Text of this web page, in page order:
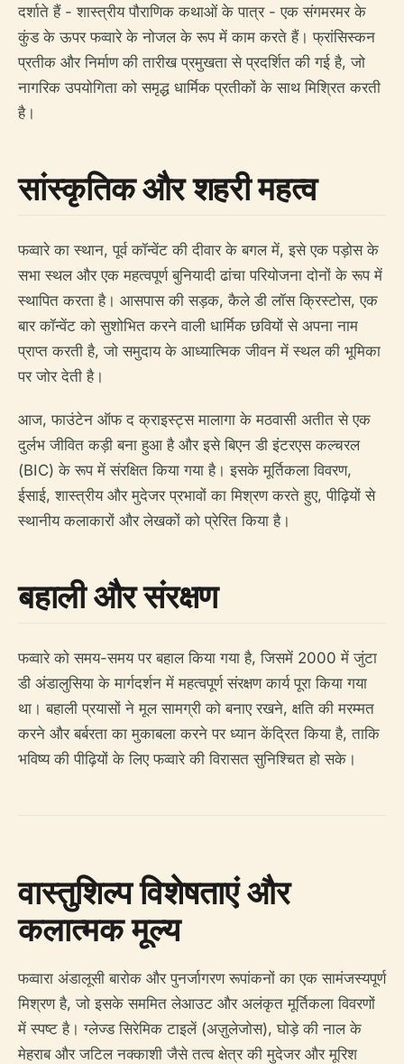
दर्शाते हैं - शास्त्रीय पौराणिक कथाओं के पात्र - एक संगमरमर के
कुंड के ऊपर फव्वारे के नोजल के रूप में काम करते हैं। फ्रांसिस्कन
प्रतीक और निर्माण की तारीख प्रमुखता से प्रदर्शित की गई है, जो
नागरिक उपयोगिता को समृद्ध धार्मिक प्रतीकों के साथ मिश्रित करती
है।
सांस्कृतिक और शहरी महत्व
फव्वारे का स्थान, पूर्व कॉन्वेंट की दीवार के बगल में, इसे एक पड़ोस के
सभा स्थल और एक महत्वपूर्ण बुनियादी ढांचा परियोजना दोनों के रूप में
स्थापित करता है। आसपास की सड़क, कैले डी लॉस क्रिस्टोस, एक
बार कॉन्वेंट को सुशोभित करने वाली धार्मिक छवियों से अपना नाम
प्राप्त करती है, जो समुदाय के आध्यात्मिक जीवन में स्थल की भूमिका
पर जोर देती है।
आज, फाउंटेन ऑफ द क्राइस्ट्स मालागा के मठवासी अतीत से एक
दुर्लभ जीवित कड़ी बना हुआ है और इसे बिएन डी इंटरएस कल्चरल
(BIC) के रूप में संरक्षित किया गया है। इसके मूर्तिकला विवरण,
ईसाई, शास्त्रीय और मुदेजर प्रभावों का मिश्रण करते हुए, पीढ़ियों से
स्थानीय कलाकारों और लेखकों को प्रेरित किया है।
बहाली और संरक्षण
फव्वारे को समय-समय पर बहाल किया गया है, जिसमें 2000 में जुंटा
डी अंडालुसिया के मार्गदर्शन में महत्वपूर्ण संरक्षण कार्य पूरा किया गया
था। बहाली प्रयासों ने मूल सामग्री को बनाए रखने, क्षति की मरम्मत
करने और बर्बरता का मुकाबला करने पर ध्यान केंद्रित किया है, ताकि
भविष्य की पीढ़ियों के लिए फव्वारे की विरासत सुनिश्चित हो सके।
वास्तुशिल्प विशेषताएं और
कलात्मक मूल्य
फव्वारा अंडालूसी बारोक और पुनर्जागरण रूपांकनों का एक सामंजस्यपूर्ण
मिश्रण है, जो इसके सममित लेआउट और अलंकृत मूर्तिकला विवरणों
में स्पष्ट है। ग्लेज्ड सिरेमिक टाइलें (अज़ुलेजोस), घोड़े की नाल के
मेहराब और जटिल नक्काशी जैसे तत्व क्षेत्र की मुदेजर और मूरिश